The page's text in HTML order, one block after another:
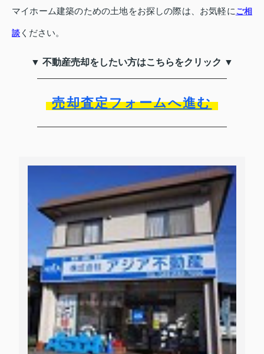
マイホーム建築のための土地をお探しの際は、お気軽にご相
談 ください。
▼ 不動産売却をしたい方はこちらをクリック ▼
売却査定フォームへ進む